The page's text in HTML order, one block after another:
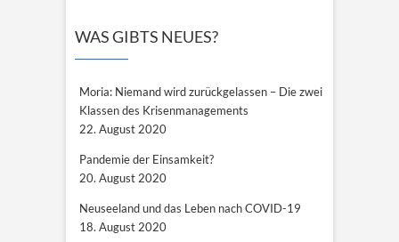
WAS GIBTS NEUES?
Moria: Niemand wird zurückgelassen – Die zwei
Klassen des Krisenmanagements
22. August 2020
Pandemie der Einsamkeit?
20. August 2020
Neuseeland und das Leben nach COVID-19
18. August 2020